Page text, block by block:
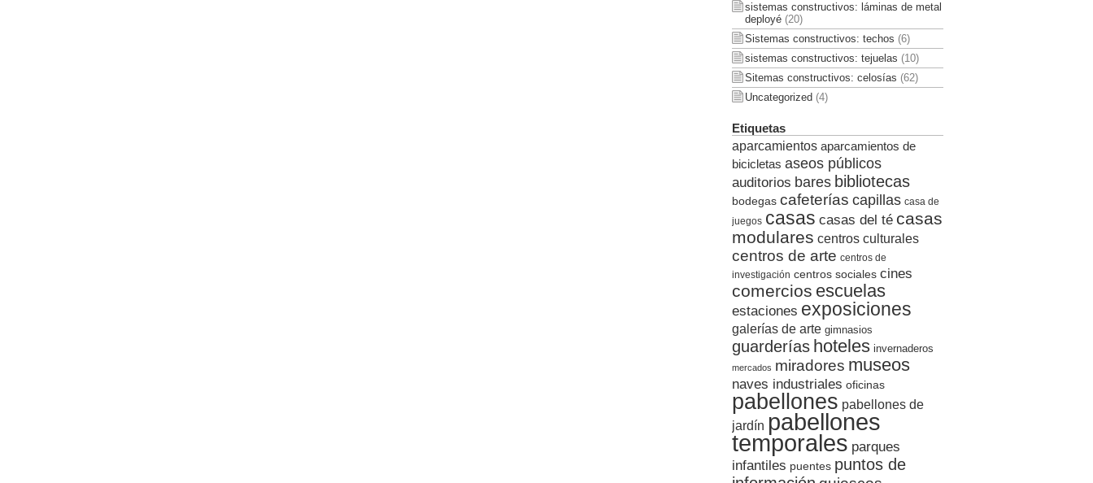
sistemas constructivos: láminas de metal
deployé(20)
Sistemas constructivos: techos (6)
sistemas constructivos: tejuelas (10)
Sitemas constructivos: celosías (62)
Uncategorized (4)
Etiquetas
aparcamientos aparcamientos de
bicicletas aseos públicos
auditorios bares bibliotecas
bodegas cafeterías capillas casa de
juegos casas casas del té casas
modulares centros culturales
centros de arte centros de
investigación centros sociales cines
comercios escuelas
estaciones exposiciones
galerías de arte gimnasios
guarderías hoteles invernaderos
mercados miradores museos
naves industriales oficinas
pabellones pabellones de
jardín pabellones
temporales parques
infantiles puentes puntos de